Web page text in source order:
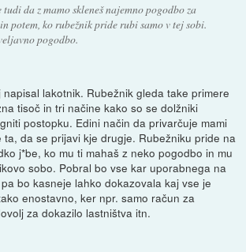
tudi da z mamo skleneš najemno pogodbo za
potem, ko rubežnik pride rubi samo v tej sobi.
pogodbo.
lakotnik. Rubežnik gleda take primere
tisoč in tri načine kako so se dolžniki
postopku. Edini način da privarčuje mami
ta, da se prijavi kje drugje. Rubežniku pride na
j*be, ko mu ti mahaš z neko pogodbo in mu
sobo. Pobral bo vse kar uporabnega na
bo kasneje lahko dokazovala kaj vse je
enostavno, ker npr. samo račun za
za dokazilo lastništva itn.